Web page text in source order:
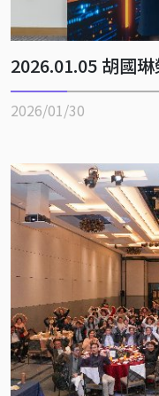
2026.01.05 胡國
2026/01/30